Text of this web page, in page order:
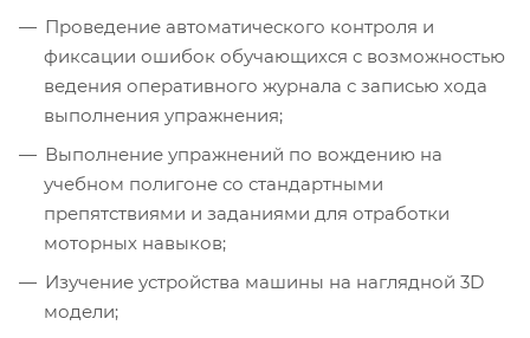
Проведение автоматического контроля и
фиксации ошибок обучающихся с возможностью
ведения оперативного журнала с записью хода
выполнения упражнения;
Выполнение упражнений по вождению на
учебном полигоне со стандартными
препятствиями и заданиями для отработки
моторных навыков;
Изучение устройства машины на наглядной 3D
модели;